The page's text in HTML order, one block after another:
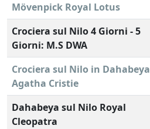
Mövenpick Royal Lotus
Crociera sul Nilo 4 Giorni - 5
Giorni: M.S DWA
Crociera sul Nilo in Dahabeya
Agatha Cristie
Dahabeya sul Nilo Royal
Cleopatra